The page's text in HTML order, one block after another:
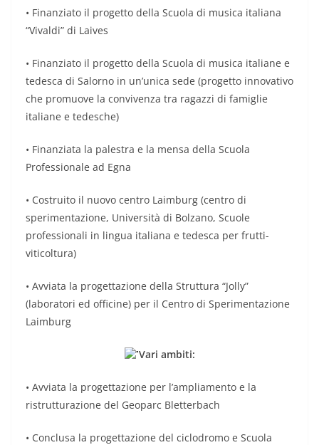
• Finanziato il progetto della Scuola di musica italiana
“Vivaldi” di Laives
• Finanziato il progetto della Scuola di musica italiane e
tedesca di Salorno in un’unica sede (progetto innovativo
che promuove la convivenza tra ragazzi di famiglie
italiane e tedesche)
• Finanziata la palestra e la mensa della Scuola
Professionale ad Egna
• Costruito il nuovo centro Laimburg (centro di
sperimentazione, Università di Bolzano, Scuole
professionali in lingua italiana e tedesca per frutti-
viticoltura)
• Avviata la progettazione della Struttura “Jolly”
(laboratori ed officine) per il Centro di Sperimentazione
Laimburg
Vari ambiti:
• Avviata la progettazione per l’ampliamento e la
ristrutturazione del Geoparc Bletterbach
• Conclusa la progettazione del ciclodromo e Scuola